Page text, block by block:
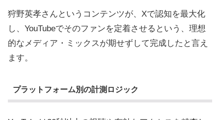
狩野英孝さんというコンテンツが、Xで認知を最大化
し、YouTubeでそのファンを定着させるという、理想
的なメディア・ミックスが期せずして完成したと言え
ます。
プラットフォーム別の計測ロジック